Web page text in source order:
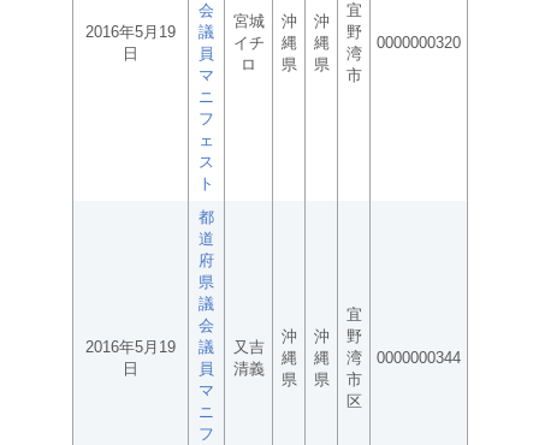
2016年5月19
日
会
議
員
マ
ニ
フ
ェ
ス
ト
宮城
イチ
ロ
沖
縄
県
沖
縄
県
宜
野
湾
市
0000000320
2016年5月19
日
都
道
府
県
議
会
議
員
マ
ニ
フ
又吉
清義
沖
縄
県
沖
縄
県
宜
野
湾
市
区
0000000344